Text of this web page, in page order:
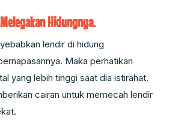
Hidungnya.
lendir di hidung
Maka perhatikan
yang lebih tinggi saat dia istirahat.
cairan untuk memecah lendir